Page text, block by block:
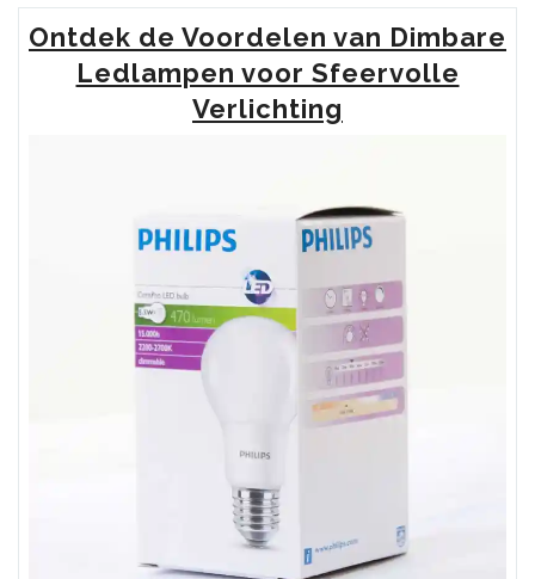
van
Dimbare
Lampen
voor
Optimaal
Ontdek de Voordelen van Dimbare
Ledlampen voor Sfeervolle
Verlichting